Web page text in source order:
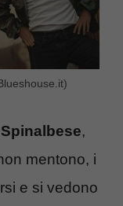
,
mentono, i
e si vedono